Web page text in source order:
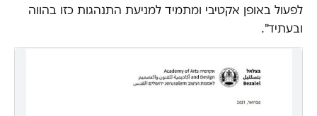
לפעול באופן אקטיבי ומתמיד למניעת התנהגות כזו בהווה
ובעתיד".